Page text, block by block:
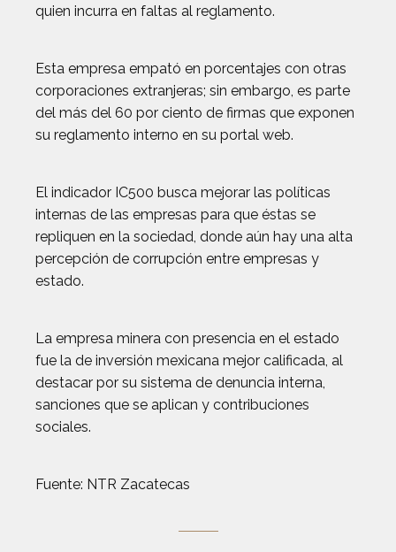
quien incurra en faltas al reglamento.
Esta empresa empató en porcentajes con otras
corporaciones extranjeras; sin embargo, es parte
del más del 60 por ciento de firmas que exponen
su reglamento interno en su portal web.
El indicador IC500 busca mejorar las políticas
internas de las empresas para que éstas se
repliquen en la sociedad, donde aún hay una alta
percepción de corrupción entre empresas y
estado.
La empresa minera con presencia en el estado
fue la de inversión mexicana mejor calificada, al
destacar por su sistema de denuncia interna,
sanciones que se aplican y contribuciones
sociales.
Fuente: NTR Zacatecas